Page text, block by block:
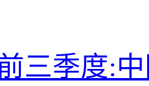
三季度: